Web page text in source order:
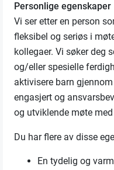
Personlige egenskaper
Vi ser etter en person
fleksibel og seriøs i
kollegaer. Vi søker deg
og/eller spesielle
aktivisere barn
engasjert og
og utviklende møte
Du har flere av disse
En tydelig og